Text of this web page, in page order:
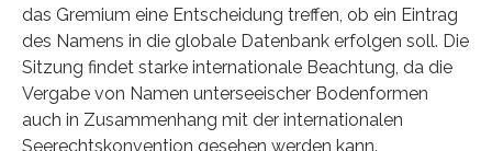
das Gremium eine Entscheidung treffen, ob ein Eintrag
des Namens in die globale Datenbank erfolgen soll. Die
Sitzung findet starke internationale Beachtung, da die
Vergabe von Namen unterseeischer Bodenformen
auch in Zusammenhang mit der internationalen
Seerechtskonvention gesehen werden kann.